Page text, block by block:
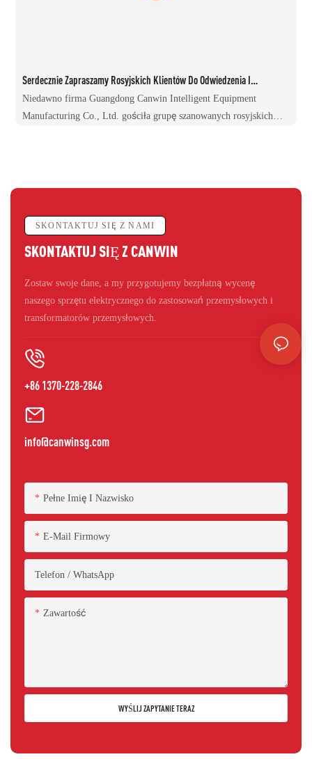
Serdecznie Zapraszamy Rosyjskich Klientów Do Odwiedzenia I
Obejrzenia Warsztatu Badawczo-Rozwojowego Produktów CANWIN.
Niedawno firma Guangdong Canwin Intelligent Equipment
Manufacturing Co., Ltd. gościła grupę szanowanych rosyjskich
CANWIN, ale także położyła solidny fundament pod przyszłą
współpracę między obiema stronami.
SKONTAKTUJ SIĘ Z NAMI
SKONTAKTUJ SIĘ Z CANWIN
Zostaw swoje dane, a my przygotujemy bezpłatną wycenę
naszego sprzętu elektrycznego do zastosowań przemysłowych i
transformatorów przemysłowych.
+86 1370-228-2846
info@canwinsg.com
Pełne Imię I Nazwisko
E-Mail Firmowy
Telefon / WhatsApp
Zawartość
WYŚLIJ ZAPYTANIE TERAZ